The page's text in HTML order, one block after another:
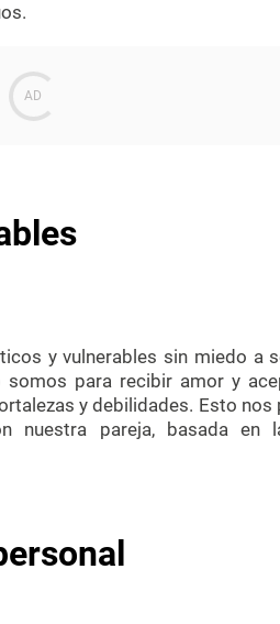
y vulnerables sin miedo a
para recibir amor y
y debilidades. Esto nos
nuestra pareja, basada en